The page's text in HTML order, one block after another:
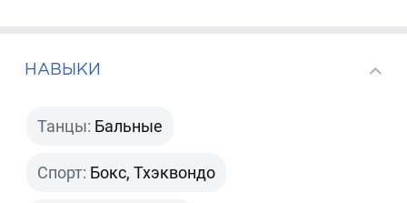
НАВЫКИ
Танцы: Бальные
Спорт: Бокс, Тхэквондо